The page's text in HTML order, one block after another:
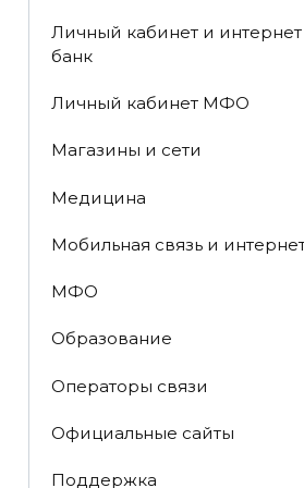
Личный кабинет и интернет
банк
Личный кабинет МФО
Магазины и сети
Медицина
Мобильная связь и
МФО
Образование
Операторы связи
Официальные сайты
Поддержка